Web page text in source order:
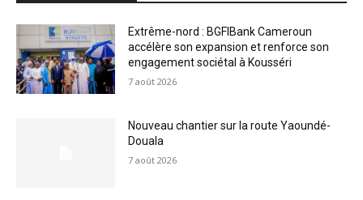
Extrême-nord : BGFIBank Cameroun
accélère son expansion et renforce son
engagement sociétal à Kousséri
7 août 2026
Nouveau chantier sur la route Yaoundé-
Douala
7 août 2026